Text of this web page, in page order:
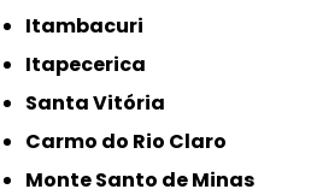
Itambacuri
Itapecerica
Santa Vitória
Carmo do Rio Claro
Monte Santo de Minas